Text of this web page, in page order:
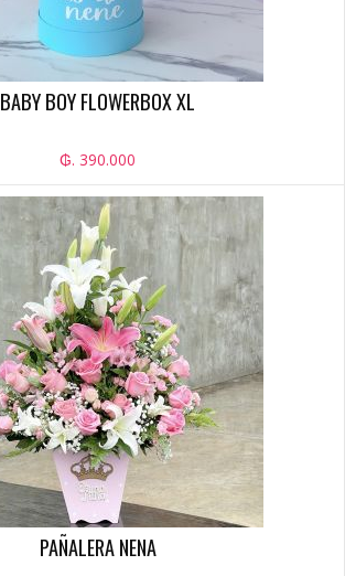
BABY BOY FLOWERBOX XL
₲. 390.000
PAÑALERA NENA